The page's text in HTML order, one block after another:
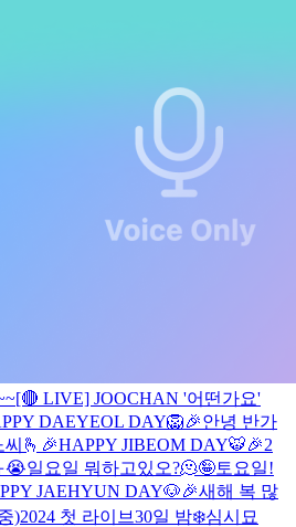
[🔴 LIVE] JOOCHAN '어떤가요'
DAEYEOL DAY🦁🎉안녕 반가
🫰 🎉HAPPY JIBEOM DAY🐯🎉2
😭일요일 뭐하고있오?🫠🤪토요일!
JAEHYUN DAY🐶🎉새해 복 많
)2024 첫 라이브30일 밤❄️심시묘